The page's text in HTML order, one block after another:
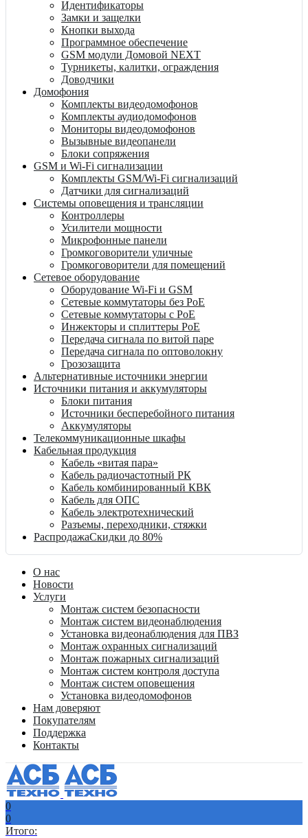
Идентификаторы
Замки и защелки
Кнопки выхода
Программное обеспечение
GSM модули Домовой NEXT
Турникеты, калитки, ограждения
Доводчики
Домофония
Комплекты видеодомофонов
Комплекты аудиодомофонов
Мониторы видеодомофонов
Вызывные видеопанели
Блоки сопряжения
GSM и Wi-Fi сигнализации
Комплекты GSM/Wi-Fi сигнализаций
Датчики для сигнализаций
Системы оповещения и трансляции
Контроллеры
Усилители мощности
Микрофонные панели
Громкоговорители уличные
Громкоговорители для помещений
Сетевое оборудование
Оборудование Wi-Fi и GSM
Сетевые коммутаторы без PoE
Сетевые коммутаторы с PoE
Инжекторы и сплиттеры PoE
Передача сигнала по витой паре
Передача сигнала по оптоволокну
Грозозащита
Альтернативные источники энергии
Источники питания и аккумуляторы
Блоки питания
Источники бесперебойного питания
Аккумуляторы
Телекоммуникационные шкафы
Кабельная продукция
Кабель «витая пара»
Кабель радиочастотный РК
Кабель комбинированный КВК
Кабель для ОПС
Кабель электротехнический
Разъемы, переходники, стяжки
РаспродажаСкидки до 80%
О нас
Новости
Услуги
Монтаж систем безопасности
Монтаж систем видеонаблюдения
Установка видеонаблюдения для ПВЗ
Монтаж охранных сигнализаций
Монтаж пожарных сигнализаций
Монтаж систем контроля доступа
Монтаж систем оповещения
Установка видеодомофонов
Нам доверяют
Покупателям
Поддержка
Контакты
0
0
Итого: